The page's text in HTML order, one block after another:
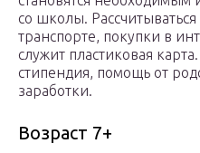
со школы.
транспорте, покупки в
служит пластиковая
стипендия, помощь от
заработки.
Возраст 7+